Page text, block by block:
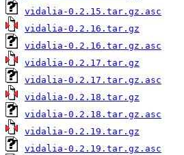
vidalia-0.2.15.tar.gz.asc
vidalia-0.2.16.tar.gz
vidalia-0.2.16.tar.gz.asc
vidalia-0.2.17.tar.gz
vidalia-0.2.17.tar.gz.asc
vidalia-0.2.18.tar.gz
vidalia-0.2.18.tar.gz.asc
vidalia-0.2.19.tar.gz
vidalia-0.2.19.tar.gz.asc